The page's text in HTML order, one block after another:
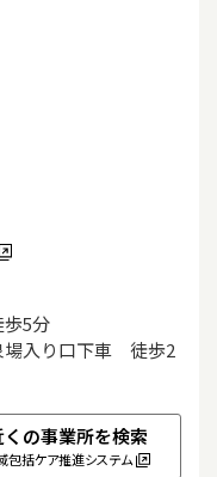
5分
入り口下車　徒歩2
くの事業所を検索
包括ケア推進システム